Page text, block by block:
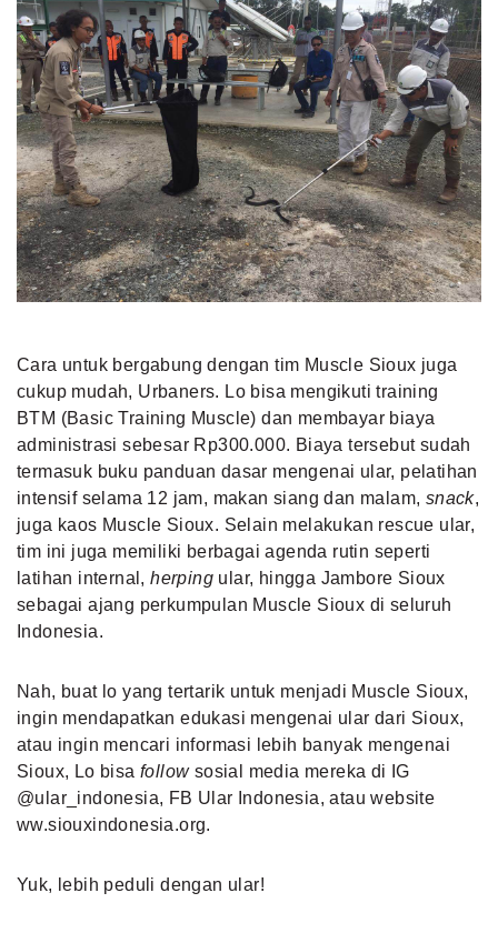
Cara untuk bergabung dengan tim Muscle Sioux juga
cukup mudah, Urbaners. Lo bisa mengikuti training
BTM (Basic Training Muscle) dan membayar biaya
administrasi sebesar Rp300.000. Biaya tersebut sudah
termasuk buku panduan dasar mengenai ular, pelatihan
intensif selama 12 jam, makan siang dan malam, snack,
juga kaos Muscle Sioux. Selain melakukan rescue ular,
tim ini juga memiliki berbagai agenda rutin seperti
latihan internal,herping ular, hingga Jambore Sioux
sebagai ajang perkumpulan Muscle Sioux di seluruh
Indonesia.
Nah, buat lo yang tertarik untuk menjadi Muscle Sioux,
ingin mendapatkan edukasi mengenai ular dari Sioux,
atau ingin mencari informasi lebih banyak mengenai
Sioux, Lo bisafollow sosial media mereka di IG
@ular_indonesia, FB Ular Indonesia, atau website
ww.siouxindonesia.org.
Yuk, lebih peduli dengan ular!